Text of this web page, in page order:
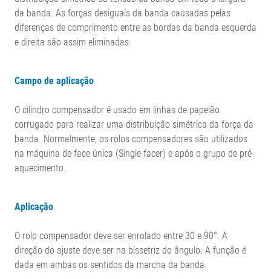
da banda. As forças desiguais da banda causadas pelas
diferenças de comprimento entre as bordas da banda esquerda
e direita são assim eliminadas.
Campo de aplicação
O cilindro compensador é usado em linhas de papelão
corrugado para realizar uma distribuição simétrica da força da
banda. Normalmente, os rolos compensadores são utilizados
na máquina de face única (Single facer) e após o grupo de pré-
aquecimento.
Aplicação
O rolo compensador deve ser enrolado entre 30 e 90°. A
direção do ajuste deve ser na bissetriz do ângulo. A função é
dada em ambas os sentidos da marcha da banda.